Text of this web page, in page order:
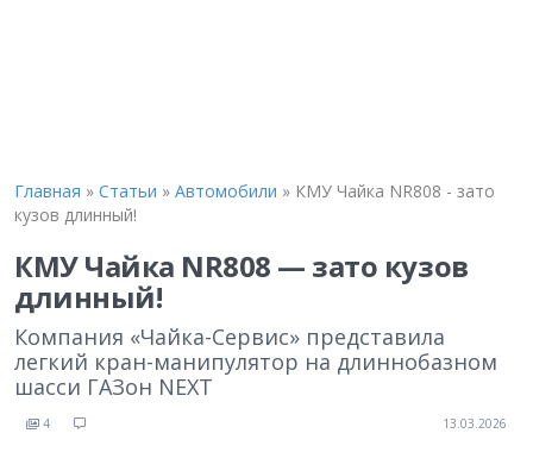
Главная » Статьи » Автомобили » КМУ Чайка NR808 - зато
кузов длинный!
КМУ Чайка NR808 — зато кузов
длинный!
Компания «Чайка-Сервис» представила
легкий кран-манипулятор на длиннобазном
шасси ГАЗон NEXT
4 13.03.2026